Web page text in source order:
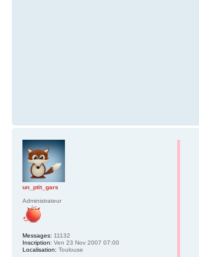
un_ptit_gars
Administrateur
Messages: 11132
Inscription: Ven 23 Nov 2007 07:00
Localisation: Toulouse